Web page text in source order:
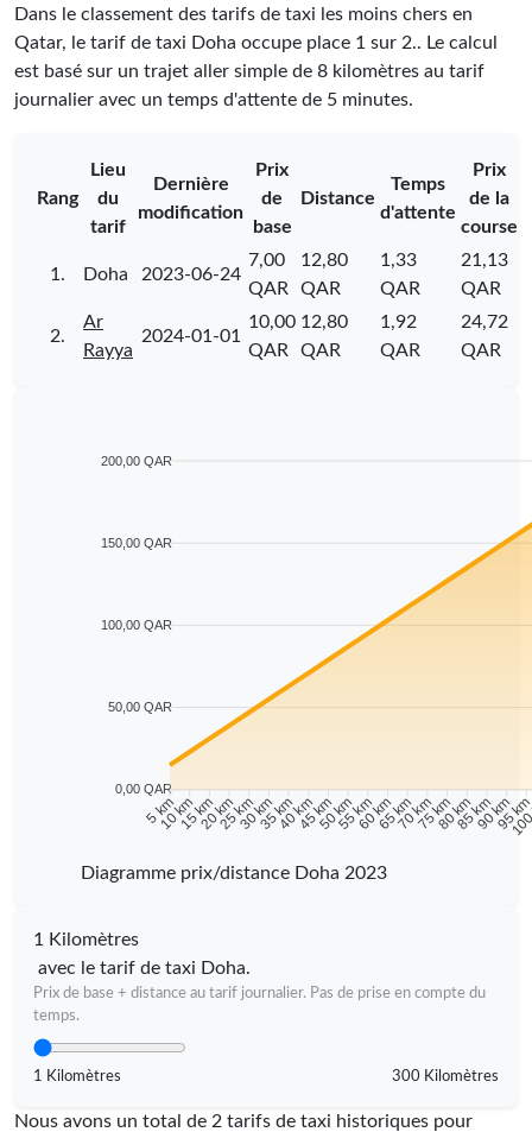
Dans le classement des tarifs de taxi les moins chers en
Qatar, le tarif de taxi Doha occupe place 1 sur 2.. Le calcul
est basé sur un trajet aller simple de 8 kilomètres au tarif
journalier avec un temps d'attente de 5 minutes.
Rang
Lieu
du
tarif
Dernière
modification
Prix
de
base
Distance
Temps
d'attente
Prix
de la
course
1. Doha 2023-06-24
7,00
QAR
12,80
QAR
1,33
QAR
21,13
QAR
2.
Ar
Rayya
2024-01-01
10,00
QAR
12,80
QAR
1,92
QAR
24,72
QAR
200,00 QAR
150,00 QAR
100,00 QAR
50,00 QAR
0,00 QAR
5 km
10 km15 km20 km25 km30 km35 km40 km45 km50 km55 km60 km65 km70 km75 km80 km85 km90 km
95
Diagramme prix/distance Doha 2023
1 Kilomètres
avec le tarif de taxi Doha.
Prix de base + distance au tarif journalier. Pas de prise en compte du
temps.
1 Kilomètres 300 Kilomètres
Nous avons un total de 2 tarifs de taxi historiques pour